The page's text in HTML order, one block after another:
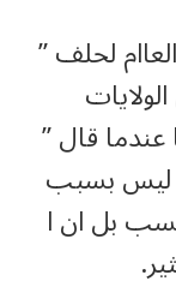
لحلف ”
عندما قال ”
ليس بسبب
بل ان ا